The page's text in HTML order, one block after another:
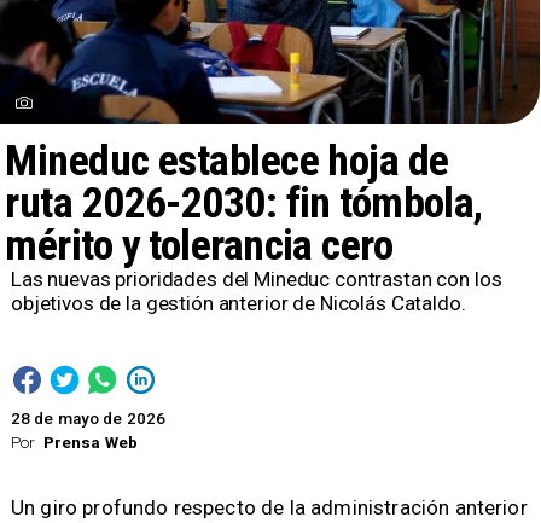
Por Prensa Web
Mineduc establece hoja de
ruta 2026-2030: fin tómbola,
mérito y tolerancia cero
28 de mayo de 2026
Las nuevas prioridades del Mineduc contrastan con los
objetivos de la gestión anterior de Nicolás Cataldo.
Un giro profundo respecto de la administración anterior